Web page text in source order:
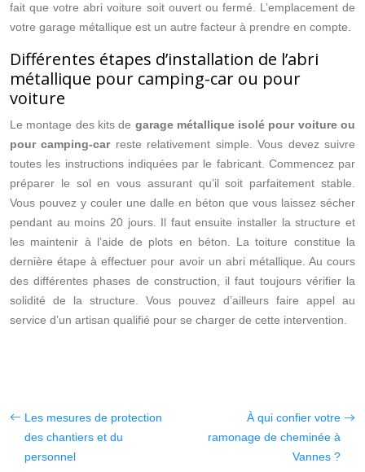
fait que votre abri voiture soit ouvert ou fermé. L’emplacement de
votre garage métallique est un autre facteur à prendre en compte.
Différentes étapes d’installation de l’abri
métallique pour camping-car ou pour
voiture
Le montage des kits de garage métallique isolé pour voiture ou
pour camping-carreste relativement simple. Vous devez suivre
toutes les instructions indiquées par le fabricant. Commencez par
préparer le sol en vous assurant qu’il soit parfaitement stable.
Vous pouvez y couler une dalle en béton que vous laissez sécher
pendant au moins 20 jours. Il faut ensuite installer la structure et
les maintenir à l’aide de plots en béton. La toiture constitue la
dernière étape à effectuer pour avoir un abri métallique. Au cours
des différentes phases de construction, il faut toujours vérifier la
solidité de la structure. Vous pouvez d’ailleurs faire appel au
service d’un artisan qualifié pour se charger de cette intervention.
Les mesures de protection
des chantiers et du
personnel
À qui confier votre
ramonage de cheminée à
Vannes ?